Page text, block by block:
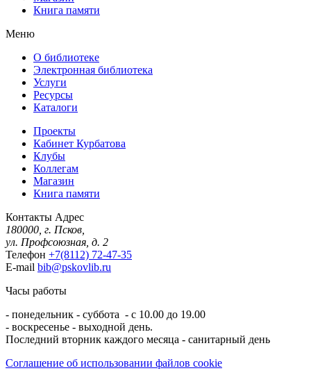
Книга памяти
Меню
О библиотеке
Электронная библиотека
Услуги
Ресурсы
Каталоги
Проекты
Кабинет Курбатова
Клубы
Коллегам
Магазин
Книга памяти
Контакты Адрес
180000, г. Псков,
ул. Профсоюзная, д. 2
Телефон +7(8112) 72-47-35
E-mail bib@pskovlib.ru
Часы работы
- понедельник - суббота - с 10.00 до 19.00
- воскресенье - выходной день.
Последний вторник каждого месяца - санитарный день
Соглашение об использовании файлов cookie